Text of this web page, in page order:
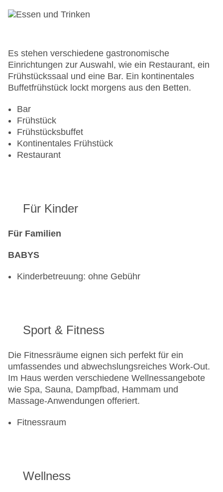
Gesamtanzahl der Zimmer: 83
Landeskategorie: 5 Sterne
Es stehen verschiedene gastronomische
Einrichtungen zur Auswahl, wie ein Restaurant, ein
Frühstückssaal und eine Bar. Ein kontinentales
Buffetfrühstück lockt morgens aus den Betten.
Bar
Frühstück
Frühstücksbuffet
Kontinentales Frühstück
Restaurant
Für Kinder
Für Familien
BABYS
Kinderbetreuung: ohne Gebühr
Sport & Fitness
Die Fitnessräume eignen sich perfekt für ein
umfassendes und abwechslungsreiches Work-Out.
Im Haus werden verschiedene Wellnessangebote
wie Spa, Sauna, Dampfbad, Hammam und
Massage-Anwendungen offeriert.
Fitnessraum
Wellness